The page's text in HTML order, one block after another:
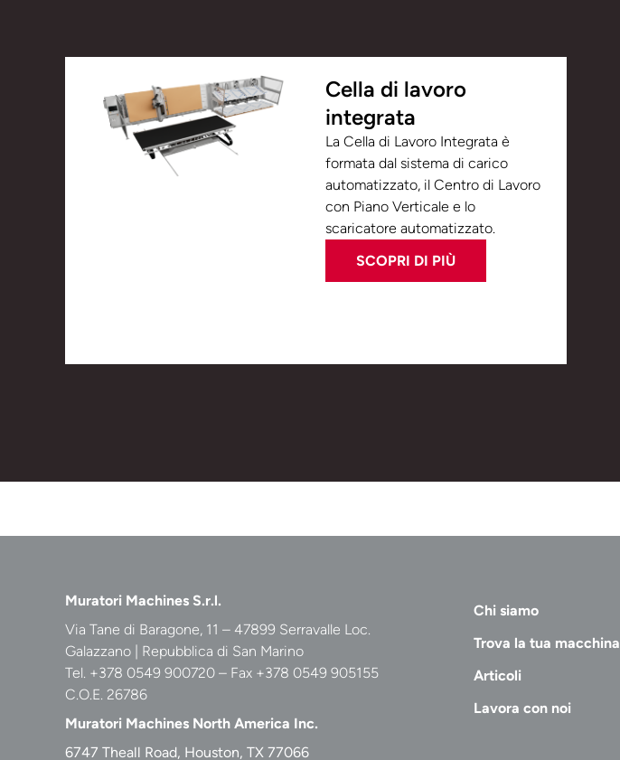
Cella di lavoro
integrata
La Cella di Lavoro Integrata è
formata dal sistema di carico
automatizzato, il Centro di Lavoro
con Piano Verticale e lo
scaricatore automatizzato.
SCOPRI DI PIÙ
Muratori Machines S.r.l.
Via Tane di Baragone, 11 – 47899 Serravalle Loc.
Galazzano | Repubblica di San Marino
Tel. +378 0549 900720 – Fax +378 0549 905155
C.O.E. 26786
Muratori Machines North America Inc.
6747 Theall Road, Houston, TX 77066
Chi siamo
Trova la tua macchina
Articoli
Lavora con noi